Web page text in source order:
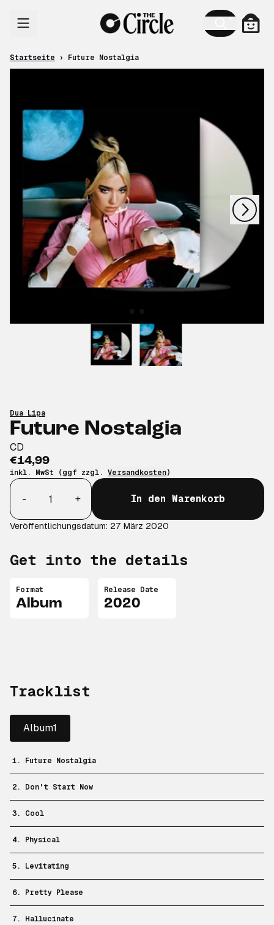
Startseite › Future Nostalgia
vorheriges
nächstes
Dua Lipa
Future Nostalgia
CD
€14,99
inkl. MwSt (ggf zzgl. Versandkosten)
Anzahl
-
+ In den Warenkorb
Veröffentlichungsdatum: 27 März 2020
Get into the details
Format
Album
Release Date
2020
Tracklist
Album1
1. Future Nostalgia
2. Don't Start Now
3. Cool
4. Physical
5. Levitating
6. Pretty Please
7. Hallucinate